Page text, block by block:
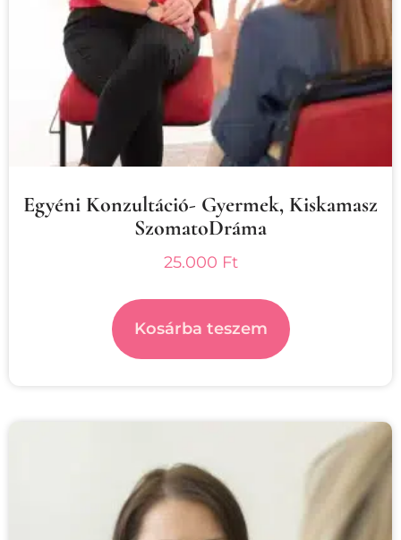
Egyéni Konzultáció- Gyermek, Kiskamasz
SzomatoDráma
25.000 Ft
Kosárba teszem